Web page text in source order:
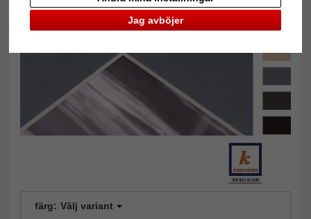
Jag avböjer
färg: Välj variant